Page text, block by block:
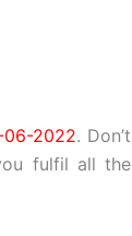
06-2022. Don’t
fulfil all the